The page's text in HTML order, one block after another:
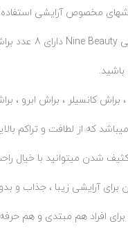
مخصوص آرایشی استفاده
براش کانسیلر ، براش ابرو
شدن میتوانید با خیال
برای آرایشی زیبا ، جذاب